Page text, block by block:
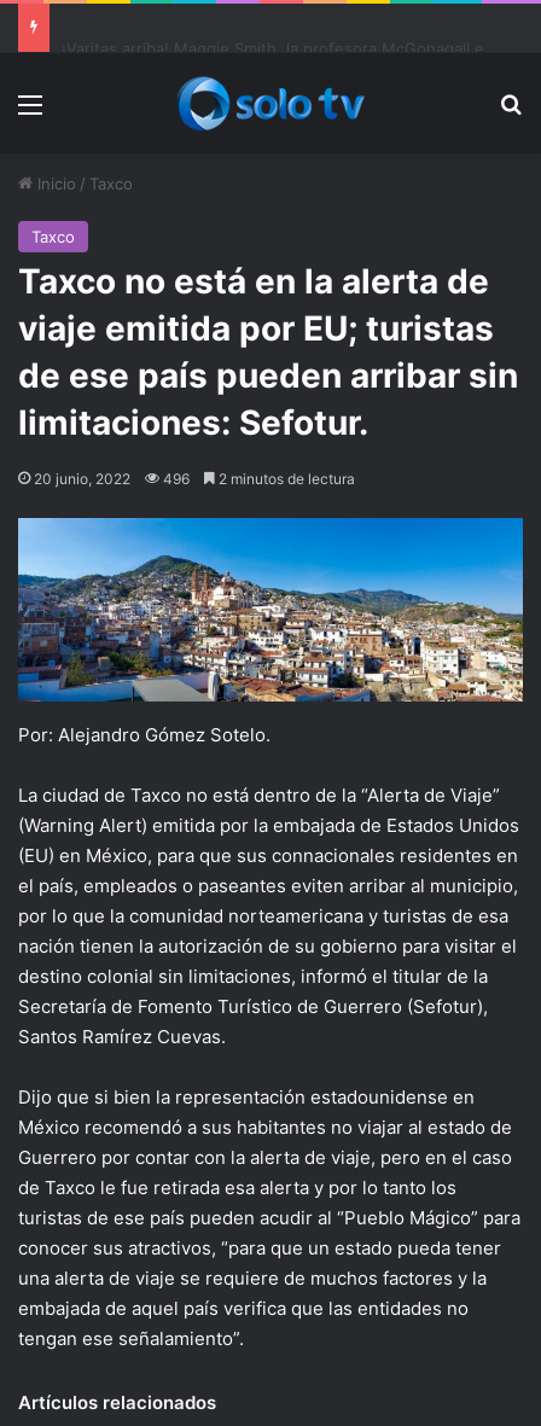
Menu
Inicio / Taxco
Taxco
Taxco no está en la alerta de
viaje emitida por EU; turistas
de ese país pueden arribar sin
limitaciones: Sefotur.
20 junio, 2022 496 2 minutos de lectura
Por: Alejandro Gómez Sotelo.
La ciudad de Taxco no está dentro de la “Alerta de Viaje”
(Warning Alert) emitida por la embajada de Estados Unidos
(EU) en México, para que sus connacionales residentes en
el país, empleados o paseantes eviten arribar al municipio,
por lo que la comunidad norteamericana y turistas de esa
nación tienen la autorización de su gobierno para visitar el
destino colonial sin limitaciones, informó el titular de la
Secretaría de Fomento Turístico de Guerrero (Sefotur),
Santos Ramírez Cuevas.
Dijo que si bien la representación estadounidense en
México recomendó a sus habitantes no viajar al estado de
Guerrero por contar con la alerta de viaje, pero en el caso
de Taxco le fue retirada esa alerta y por lo tanto los
turistas de ese país pueden acudir al “Pueblo Mágico” para
conocer sus atractivos, “para que un estado pueda tener
una alerta de viaje se requiere de muchos factores y la
embajada de aquel país verifica que las entidades no
tengan ese señalamiento”.
Artículos relacionados